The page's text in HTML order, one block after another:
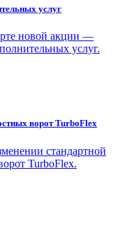
услуг
новой акции —
услуг.
ворот TurboFlex
стандартной
TurboFlex.